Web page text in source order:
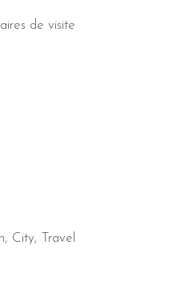
de visite
City Travel